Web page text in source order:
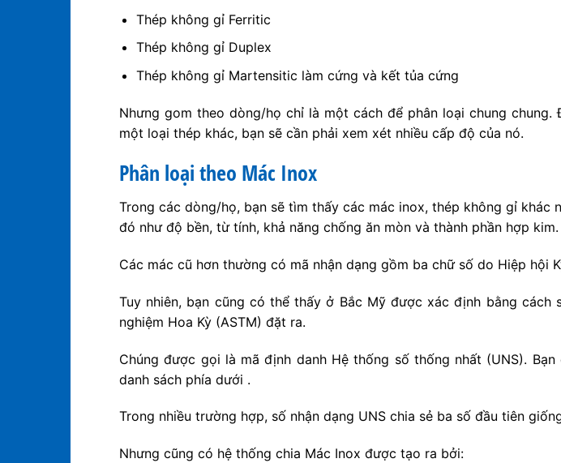
Thép không gỉ Ferritic
Thép không gỉ Duplex
Thép không gỉ Martensitic làm cứng và kết tủa cứng
Nhưng gom theo dòng/họ chỉ là một cách để phân loại chung
một loại thép khác, bạn sẽ cần phải xem xét nhiều cấp độ của nó.
Phân loại theo Mác Inox
Trong các dòng/họ, bạn sẽ tìm thấy các mác inox, thép không gỉ
đó như độ bền, từ tính, khả năng chống ăn mòn và thành phần hợp kim.
Các mác cũ hơn thường có mã nhận dạng gồm ba chữ số do Hiệp hội
Tuy nhiên, bạn cũng có thể thấy ở Bắc Mỹ được xác định bằng
nghiệm Hoa Kỳ (ASTM) đặt ra.
Chúng được gọi là mã định danh Hệ thống số thống nhất (UNS).
danh sách phía dưới .
Trong nhiều trường hợp, số nhận dạng UNS chia sẻ ba số đầu tiên
Nhưng cũng có hệ thống chia Mác Inox được tạo ra bởi: